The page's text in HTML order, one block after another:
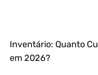
Inventário: Quanto
em 2026?